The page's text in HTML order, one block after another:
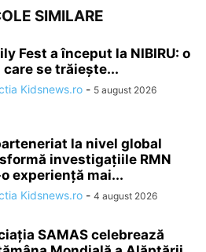
SIMILARE
Fest a început la NIBIRU: o
care se trăiește...
Kidsnews.ro - 5 august 2026
la nivel global
investigațiile RMN
experiență mai...
Kidsnews.ro - 4 august 2026
SAMAS celebrează